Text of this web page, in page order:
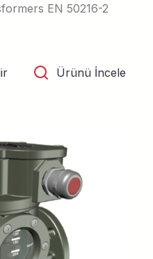
EN 50216-2
Ürünü İncele